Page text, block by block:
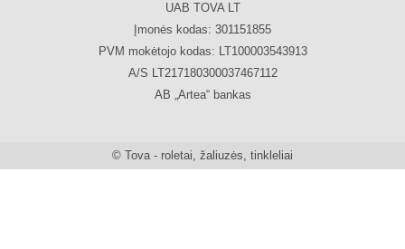
UAB TOVA LT
Įmonės kodas: 301151855
PVM mokėtojo kodas: LT100003543913
A/S LT217180300037467112
AB „Artea“ bankas
© Tova - roletai, žaliuzės, tinkleliai